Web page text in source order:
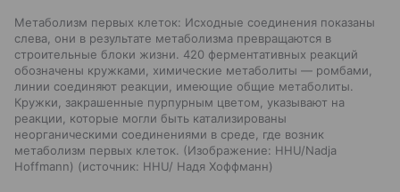
Метаболизм первых клеток: Исходные соединения показаны
слева, они в результате метаболизма превращаются в
строительные блоки жизни. 420 ферментативных реакций
обозначены кружками, химические метаболиты — ромбами,
линии соединяют реакции, имеющие общие метаболиты.
Кружки, закрашенные пурпурным цветом, указывают на
реакции, которые могли быть катализированы
неорганическими соединениями в среде, где возник
метаболизм первых клеток. (Изображение: HHU/Nadja
Hoffmann)
источник: HHU/ Надя Хоффманн